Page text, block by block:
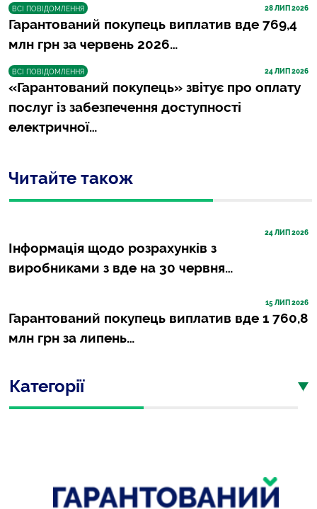
ВСІ ПОВІДОМЛЕННЯ 28 ЛИП 2026
Гарантований покупець виплатив вде 769,4
млн грн за червень 2026…
ВСІ ПОВІДОМЛЕННЯ 24 ЛИП 2026
«Гарантований покупець» звітує про оплату
послуг із забезпечення доступності
електричної…
Читайте також
24 ЛИП 2026
Інформація щодо розрахунків з
виробниками з вде на 30 червня…
15 ЛИП 2026
Гарантований покупець виплатив вде 1 760,8
млн грн за липень…
Категорії